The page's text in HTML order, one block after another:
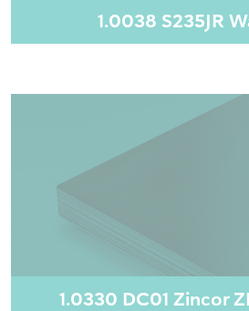
1.0038 S235JR
1.0330 DC01 Zincor